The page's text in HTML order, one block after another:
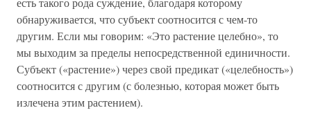
обнаруживается, что субъект соотносится с чем-то
другим. Если мы говорим: «Это растение целебно», то
мы выходим за пределы непосредственной единичности.
Субъект («растение») через свой предикат («целебность»)
соотносится с другим (с болезнью, которая может быть
излечена этим растением).